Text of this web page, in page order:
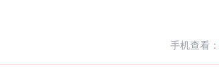
手机查看：